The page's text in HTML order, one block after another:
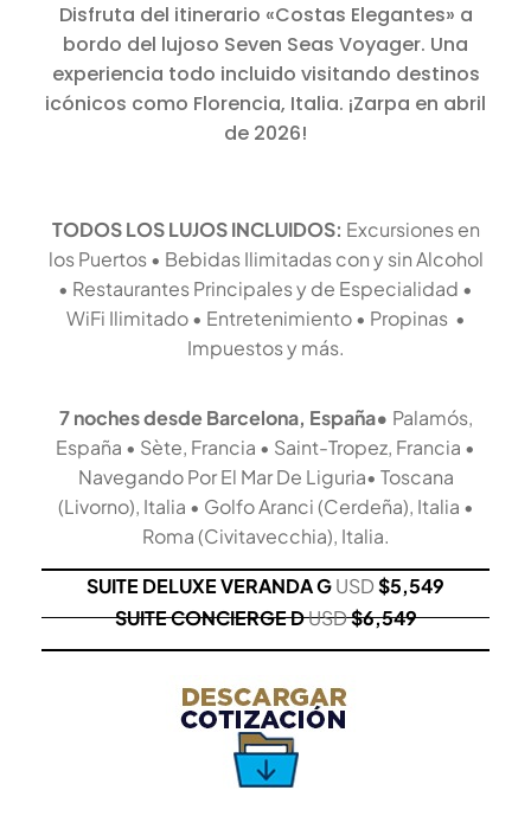
Disfruta del itinerario «Costas Elegantes» a
bordo del lujoso Seven Seas Voyager. Una
experiencia todo incluido visitando destinos
icónicos como Florencia, Italia. ¡Zarpa en abril
de 2026!
TODOS LOS LUJOS INCLUIDOS: Excursiones en
los Puertos • Bebidas Ilimitadas con y sin Alcohol
• Restaurantes Principales y de Especialidad •
WiFi Ilimitado • Entretenimiento • Propinas •
Impuestos y más.
7 noches desde Barcelona, España• Palamós,
España • Sète, Francia • Saint-Tropez, Francia •
Navegando Por El Mar De Liguria• Toscana
(Livorno), Italia • Golfo Aranci (Cerdeña), Italia •
Roma (Civitavecchia), Italia.
SUITE DELUXE VERANDA GUSD$5,549
SUITE CONCIERGE DUSD$6,549